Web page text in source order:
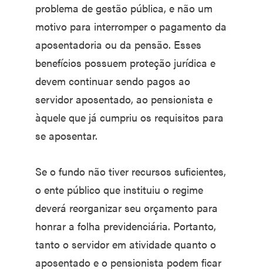
problema de gestão pública, e não um
motivo para interromper o pagamento da
aposentadoria ou da pensão. Esses
benefícios possuem proteção jurídica e
devem continuar sendo pagos ao
servidor aposentado, ao pensionista e
àquele que já cumpriu os requisitos para
se aposentar.
Se o fundo não tiver recursos suficientes,
o ente público que instituiu o regime
deverá reorganizar seu orçamento para
honrar a folha previdenciária. Portanto,
tanto o servidor em atividade quanto o
aposentado e o pensionista podem ficar